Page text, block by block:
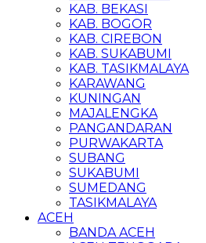
KAB. BEKASI
KAB. BOGOR
KAB. CIREBON
KAB. SUKABUMI
KAB. TASIKMALAYA
KARAWANG
KUNINGAN
MAJALENGKA
PANGANDARAN
PURWAKARTA
SUBANG
SUKABUMI
SUMEDANG
TASIKMALAYA
ACEH
BANDA ACEH